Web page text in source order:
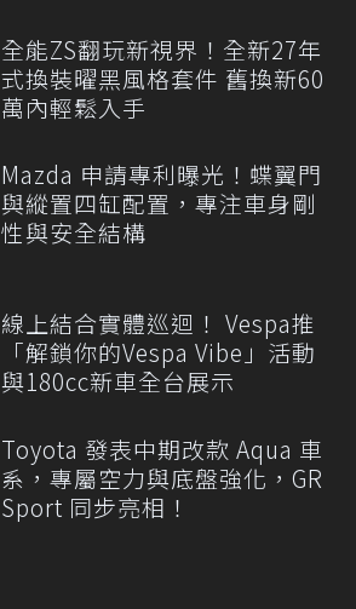
全能ZS翻玩新視界！全新27年
式換裝曜黑風格套件 舊換新60
萬內輕鬆入手
Mazda 申請專利曝光！蝶翼門
與縱置四缸配置，專注車身剛
性與安全結構
線上結合實體巡迴！ Vespa推
「解鎖你的Vespa Vibe」活動
與180cc新車全台展示
Toyota 發表中期改款 Aqua 車
系，專屬空力與底盤強化，GR
Sport 同步亮相！